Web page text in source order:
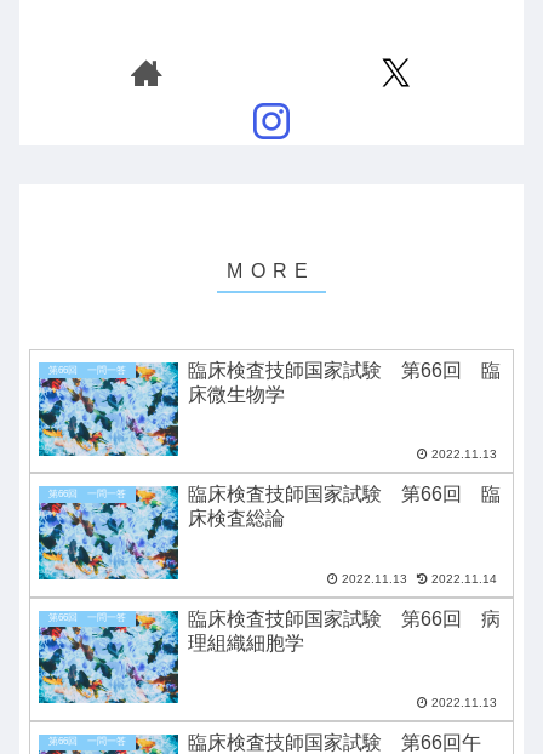
第66回 一問一答
臨床検査技師国家試験 第66回 臨
床微生物学
2022.11.13
第66回 一問一答
臨床検査技師国家試験 第66回 臨
床検査総論
2022.11.13 2022.11.14
第66回 一問一答
臨床検査技師国家試験 第66回 病
理組織細胞学
2022.11.13
第66回 一問一答
臨床検査技師国家試験 第66回午